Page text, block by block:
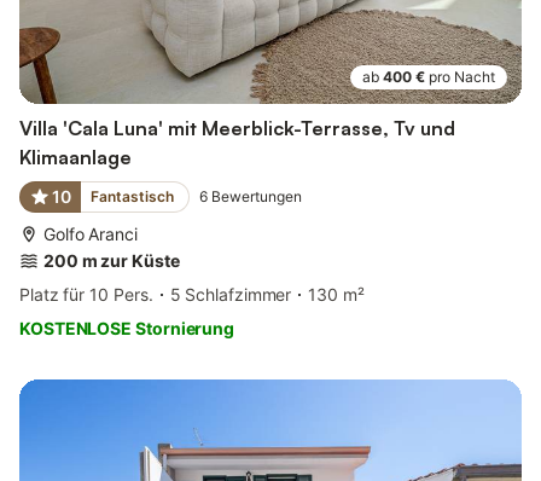
ab 400 € pro Nacht
Villa 'Cala Luna' mit Meerblick-Terrasse, Tv und
Klimaanlage
10 Fantastisch 6 Bewertungen
Golfo Aranci
200 m zur Küste
Platz für 10 Pers.
5 Schlafzimmer
130 m²
KOSTENLOSE Stornierung